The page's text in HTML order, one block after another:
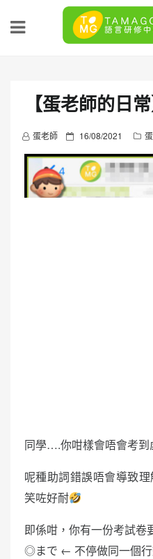
【蛋老師的日常
蛋老師
P
o
t
16/08/2021
同學….你咁樣會唔會考到
呢種助詞錯誤唔會導致
笑咗好耐
即係咁，你有一份考試卷
◎まで ← 不停做同一個行